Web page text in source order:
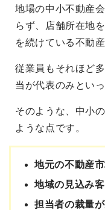
地場の中小不動産
らず、店舗所在地
を続けている不動
従業員もそれほど
当が代表のみとい
そのような、中小
ような点です。
地元の不動産
地域の見込み
担当者の裁量